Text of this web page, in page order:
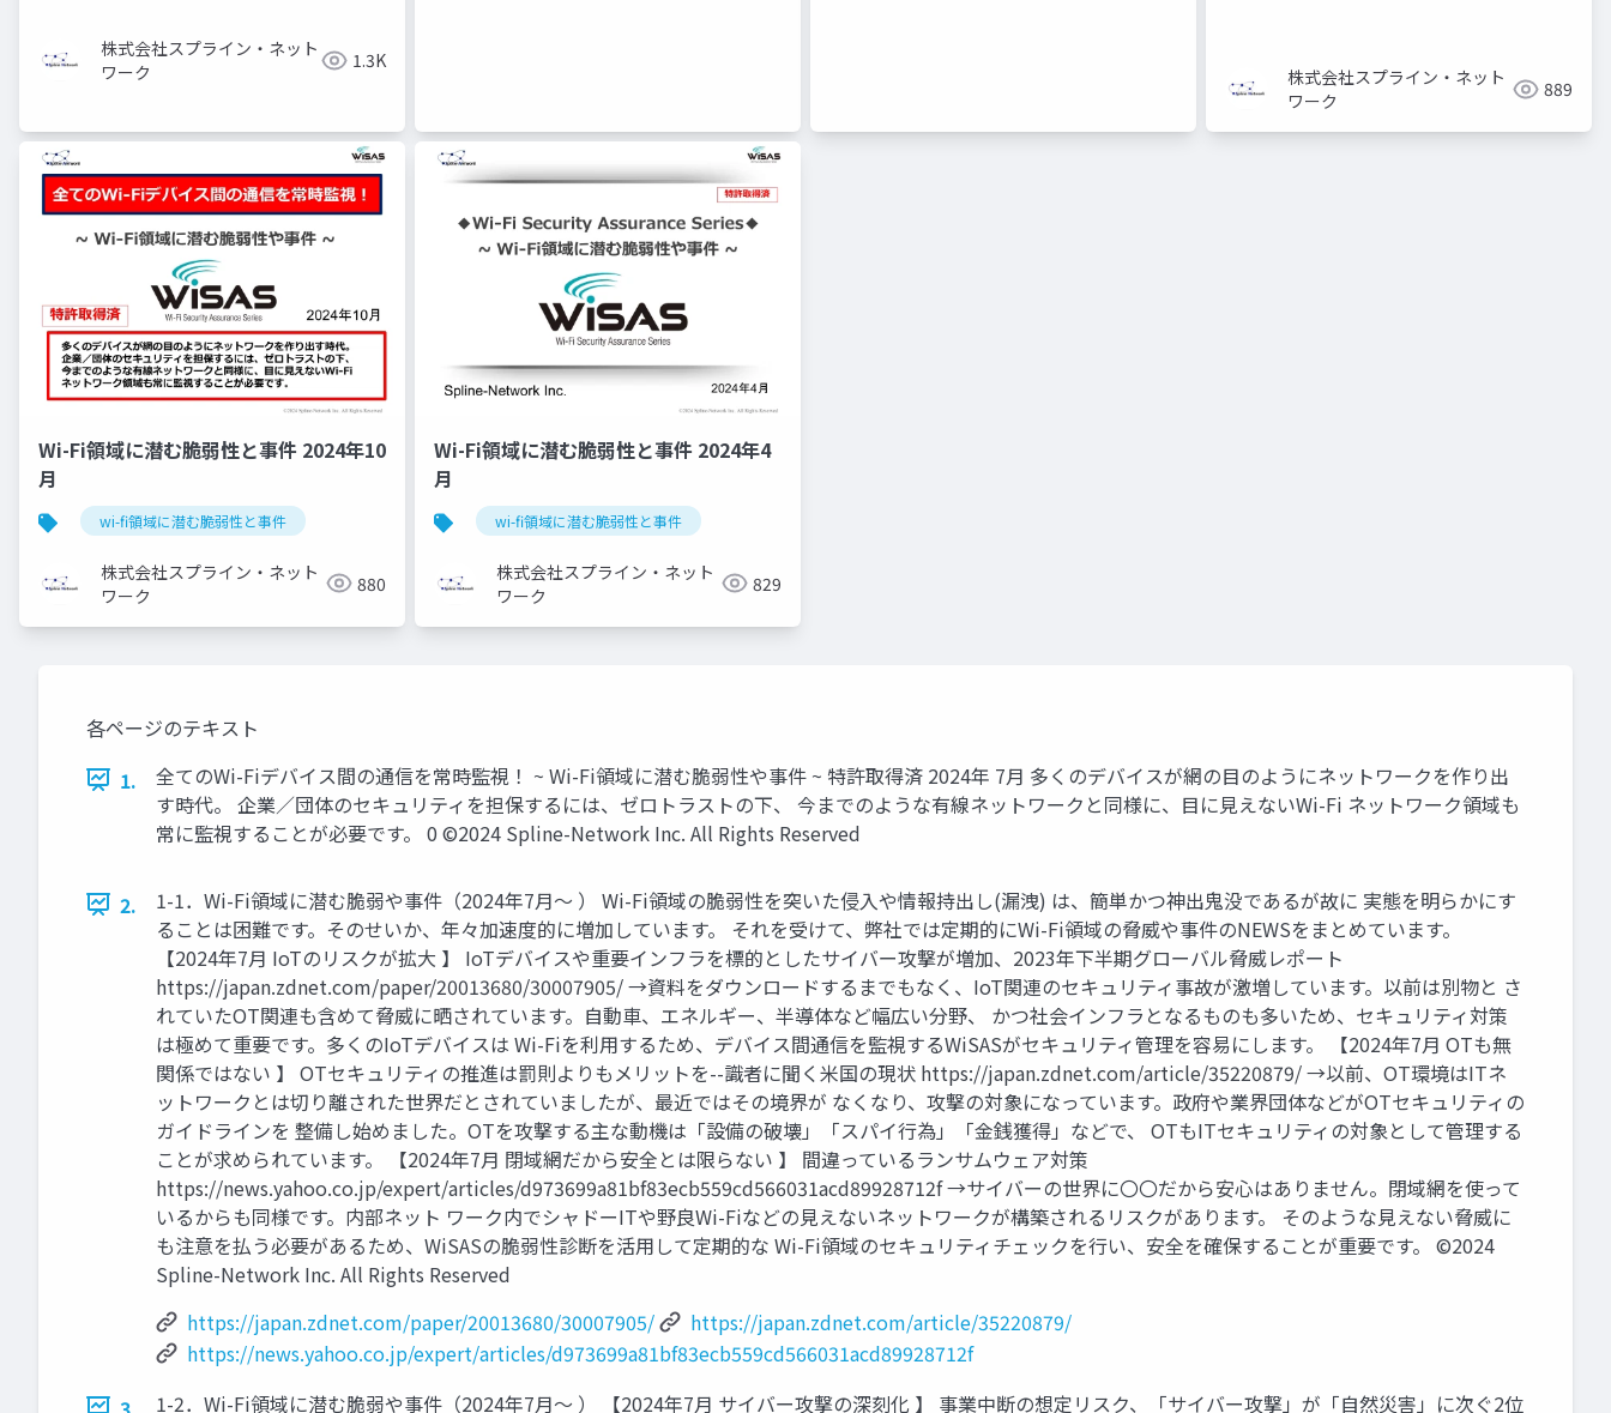
株式会社スプライン・ネット
ワーク
1.3K
株式会社スプライン・ネット
ワーク
889
Wi-Fi領域に潜む脆弱性と事件 2024年10
月
wi-fi領域に潜む脆弱性と事件
株式会社スプライン・ネット
ワーク
880
Wi-Fi領域に潜む脆弱性と事件 2024年4
月
wi-fi領域に潜む脆弱性と事件
株式会社スプライン・ネット
ワーク
829
各ページのテキスト
1.
全てのWi-Fiデバイス間の通信を常時監視！ ~ Wi-Fi領域に潜む脆弱性や事件 ~ 特許取得済 2024年 7月 多くのデバイスが網の目のようにネットワークを作り出
す時代。 企業／団体のセキュリティを担保するには、ゼロトラストの下、 今までのような有線ネットワークと同様に、目に見えないWi-Fi ネットワーク領域も
常に監視することが必要です。 0 ©2024 Spline-Network Inc. All Rights Reserved
2.
1-1．Wi-Fi領域に潜む脆弱や事件（2024年7月～ ） Wi-Fi領域の脆弱性を突いた侵入や情報持出し(漏洩) は、簡単かつ神出鬼没であるが故に 実態を明らかにす
ることは困難です。そのせいか、年々加速度的に増加しています。 それを受けて、弊社では定期的にWi-Fi領域の脅威や事件のNEWSをまとめています。
【2024年7月 IoTのリスクが拡大 】 IoTデバイスや重要インフラを標的としたサイバー攻撃が増加、2023年下半期グローバル脅威レポート
https://japan.zdnet.com/paper/20013680/30007905/ →資料をダウンロードするまでもなく、IoT関連のセキュリティ事故が激増しています。以前は別物と さ
れていたOT関連も含めて脅威に晒されています。自動車、エネルギー、半導体など幅広い分野、 かつ社会インフラとなるものも多いため、セキュリティ対策
は極めて重要です。多くのIoTデバイスは Wi-Fiを利用するため、デバイス間通信を監視するWiSASがセキュリティ管理を容易にします。 【2024年7月 OTも無
関係ではない 】 OTセキュリティの推進は罰則よりもメリットを--識者に聞く米国の現状 https://japan.zdnet.com/article/35220879/ →以前、OT環境はITネ
ットワークとは切り離された世界だとされていましたが、最近ではその境界が なくなり、攻撃の対象になっています。政府や業界団体などがOTセキュリティの
ガイドラインを 整備し始めました。OTを攻撃する主な動機は「設備の破壊」「スパイ行為」「金銭獲得」などで、 OTもITセキュリティの対象として管理する
ことが求められています。 【2024年7月 閉域網だから安全とは限らない 】 間違っているランサムウェア対策
https://news.yahoo.co.jp/expert/articles/d973699a81bf83ecb559cd566031acd89928712f →サイバーの世界に〇〇だから安心はありません。閉域網を使って
いるからも同様です。内部ネット ワーク内でシャドーITや野良Wi-Fiなどの見えないネットワークが構築されるリスクがあります。 そのような見えない脅威に
も注意を払う必要があるため、WiSASの脆弱性診断を活用して定期的な Wi-Fi領域のセキュリティチェックを行い、安全を確保することが重要です。 ©2024
Spline-Network Inc. All Rights Reserved
https://japan.zdnet.com/paper/20013680/30007905/
https://japan.zdnet.com/article/35220879/
https://news.yahoo.co.jp/expert/articles/d973699a81bf83ecb559cd566031acd89928712f
1-2．Wi-Fi領域に潜む脆弱や事件（2024年7月～ ） 【2024年7月 サイバー攻撃の深刻化 】 事業中断の想定リスク、「サイバー攻撃」が「自然災害」に次ぐ2位